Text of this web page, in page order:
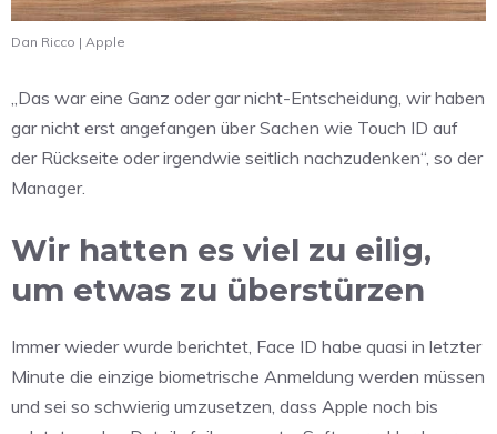
Dan Ricco | Apple
„Das war eine Ganz oder gar nicht-Entscheidung, wir haben
gar nicht erst angefangen über Sachen wie Touch ID auf
der Rückseite oder irgendwie seitlich nachzudenken“, so der
Manager.
Wir hatten es viel zu eilig,
um etwas zu überstürzen
Immer wieder wurde berichtet, Face ID habe quasi in letzter
Minute die einzige biometrische Anmeldung werden müssen
und sei so schwierig umzusetzen, dass Apple noch bis